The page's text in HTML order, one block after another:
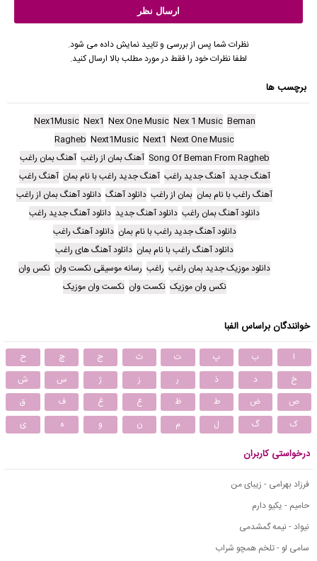
نظرات شما پس از بررسی و تایید نمایش داده می شود.
لطفا نظرات خود را فقط در مورد مطلب بالا ارسال کنید.
برچسب ها
Beman
Nex 1 Music
Nex One Music
Nex1
Nex1Music
Next One Music
Next1
Next1Music
Ragheb
Song Of Beman From Ragheb آهنگ بمان از راغب آهنگ بمان راغب
آهنگ جدید آهنگ جدید راغب آهنگ جدید راغب با نام بمان آهنگ راغب
آهنگ راغب با نام بمان بمان از راغب دانلود آهنگ دانلود آهنگ بمان از راغب
دانلود آهنگ بمان راغب دانلود آهنگ جدید دانلود آهنگ جدید راغب
دانلود آهنگ جدید راغب با نام بمان دانلود آهنگ راغب
دانلود آهنگ راغب با نام بمان دانلود آهنگ های راغب
دانلود موزیک جدید بمان راغب راغب رسانه موسیقی نکست وان نکس وان
نکس وان موزیک نکست وان نکست وان موزیک
خوانندگان براساس الفبا
ا ب پ ت ث ج چ
ح
خ
د ذ ر ز ژ س
ش
ص
ض ط ظ ع غ ف
ق
ک
گ ل م ن و ه ی
درخواستی کاربران
فرزاد بهرامی - زیبای من
حامیم - یکیو دارم
نیواد - نیمه گمشدمی
سامی لو - تلخم همچو شراب